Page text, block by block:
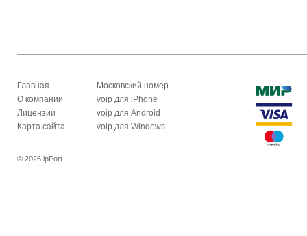
Главная
О компании
Лицензии
Карта сайта
Московский номер
voip для iPhone
voip для Android
voip для Windows
© 2026 ipPort